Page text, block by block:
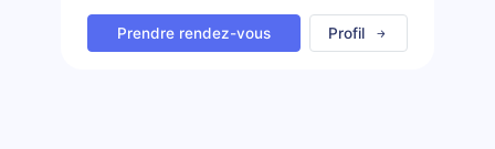
Prendre rendez-vous Profil